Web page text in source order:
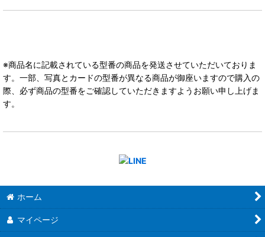
※商品名に記載されている型番の商品を発送させていただいておりま
す。一部、写真とカードの型番が異なる商品が御座いますので購入の
際、必ず商品の型番をご確認していただきますようお願い申し上げま
す。
ホーム
マイページ